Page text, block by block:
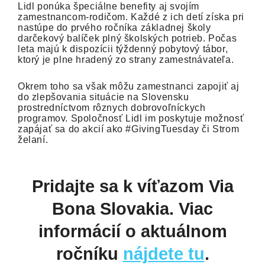
Lidl ponúka špeciálne benefity aj svojím
zamestnancom-rodičom. Každé z ich detí získa pri
nastúpe do prvého ročníka základnej školy
darčekový balíček plný školských potrieb. Počas
leta majú k dispozícii týždenný pobytový tábor,
ktorý je plne hradený zo strany zamestnávateľa.
Okrem toho sa však môžu zamestnanci zapojiť aj
do zlepšovania situácie na Slovensku
prostredníctvom rôznych dobrovoľníckych
programov. Spoločnosť Lidl im poskytuje možnosť
zapájať sa do akcií ako #GivingTuesday či Strom
želaní.
Pridajte sa k víťazom Via
Bona Slovakia. Viac
informácií o aktuálnom
ročníku nájdete tu.